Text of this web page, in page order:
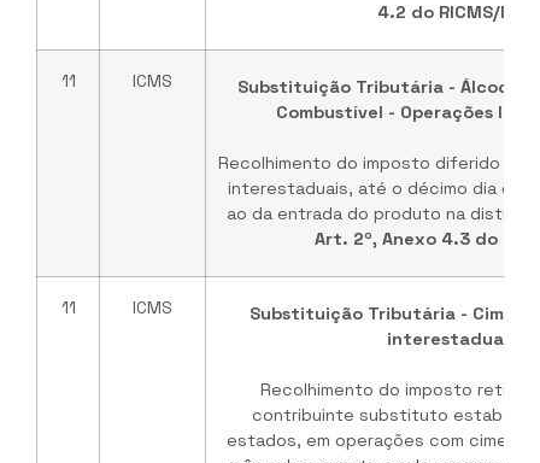
4.2 do RICMS/MA
11 ICMS
Substituição Tributária - Álcool
Combustível - Operações
Recolhimento do imposto diferido
interestaduais, até o décimo dia do
ao da entrada do produto na
Art. 2º, Anexo 4.3 do
11 ICMS
Substituição Tributária -
interestaduais
Recolhimento do imposto retido
contribuinte substituto
estados, em operações com